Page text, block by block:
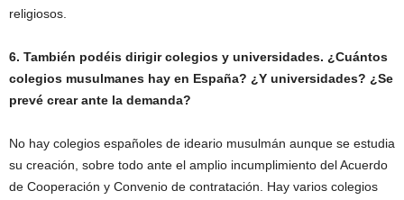
religiosos.
6. También podéis dirigir colegios y universidades. ¿Cuántos
colegios musulmanes hay en España? ¿Y universidades? ¿Se
prevé crear ante la demanda?
No hay colegios españoles de ideario musulmán aunque se estudia
su creación, sobre todo ante el amplio incumplimiento del Acuerdo
de Cooperación y Convenio de contratación. Hay varios colegios